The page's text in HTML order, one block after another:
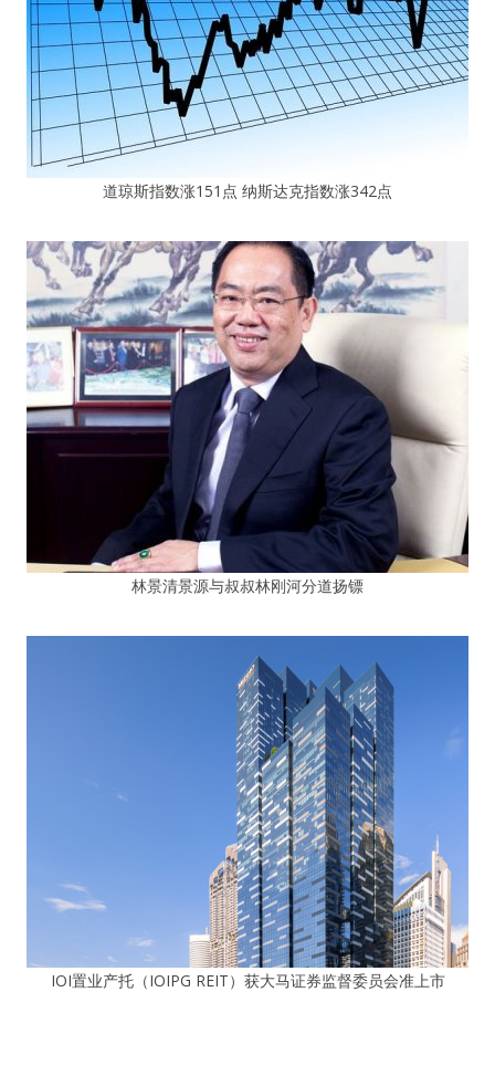
道琼斯指数涨151点 纳斯达克指数涨342点
林景清景源与叔叔林刚河分道扬镖
IOI置业产托（IOIPG REIT）获大马证券监督委员会准上市